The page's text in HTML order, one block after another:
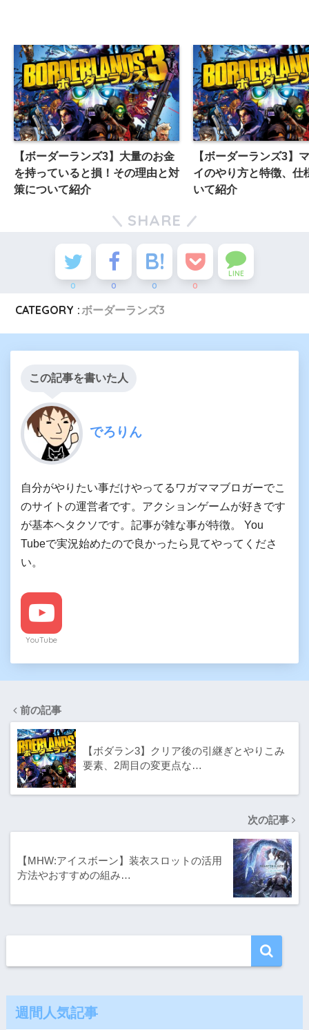
【ボーダーランズ3】大量のお金
を持っていると損！その理由と対
策について紹介
【ボーダーランズ3】
イのやり方と特徴、仕
いて紹介
SHARE
0 0 0 0
LINE
CATEGORY : ボーダーランズ3
この記事を書いた人
でろりん
自分がやりたい事だけやってるワガママブロガーでこ
のサイトの運営者です。アクションゲームが好きです
が基本ヘタクソです。記事が雑な事が特徴。 You
Tubeで実況始めたので良かったら見てやってくださ
い。
YouTube
前の記事
【ボダラン3】クリア後の引継ぎとやりこみ
要素、2周目の変更点な…
次の記事
【MHW:アイスボーン】装衣スロットの活用
方法やおすすめの組み…
週間人気記事